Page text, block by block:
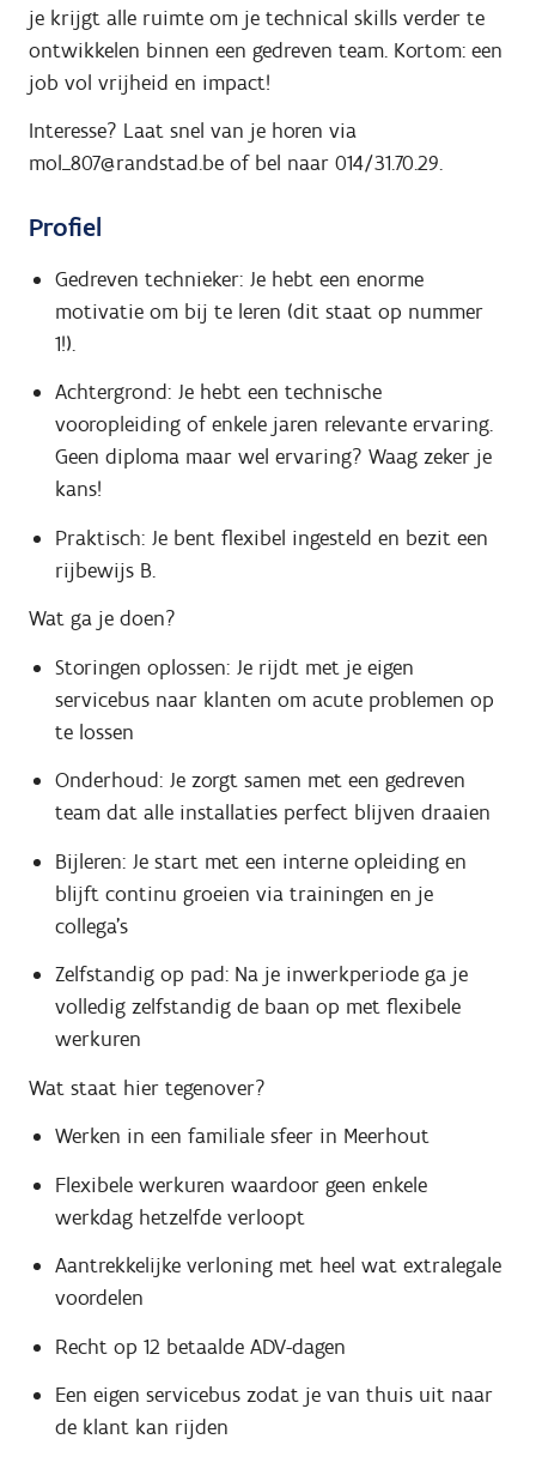
je krijgt alle ruimte om je technical skills verder te
ontwikkelen binnen een gedreven team. Kortom: een
job vol vrijheid en impact!
Interesse? Laat snel van je horen via
mol_807@randstad.be of bel naar 014/31.70.29.
Profiel
Gedreven technieker: Je hebt een enorme
motivatie om bij te leren (dit staat op nummer
1!).
Achtergrond: Je hebt een technische
vooropleiding of enkele jaren relevante ervaring.
Geen diploma maar wel ervaring? Waag zeker je
kans!
Praktisch: Je bent flexibel ingesteld en bezit een
rijbewijs B.
Wat ga je doen?
Storingen oplossen: Je rijdt met je eigen
servicebus naar klanten om acute problemen op
te lossen
Onderhoud: Je zorgt samen met een gedreven
team dat alle installaties perfect blijven draaien
Bijleren: Je start met een interne opleiding en
blijft continu groeien via trainingen en je
collega's
Zelfstandig op pad: Na je inwerkperiode ga je
volledig zelfstandig de baan op met flexibele
werkuren
Wat staat hier tegenover?
Werken in een familiale sfeer in Meerhout
Flexibele werkuren waardoor geen enkele
werkdag hetzelfde verloopt
Aantrekkelijke verloning met heel wat extralegale
voordelen
Recht op 12 betaalde ADV-dagen
Een eigen servicebus zodat je van thuis uit naar
de klant kan rijden